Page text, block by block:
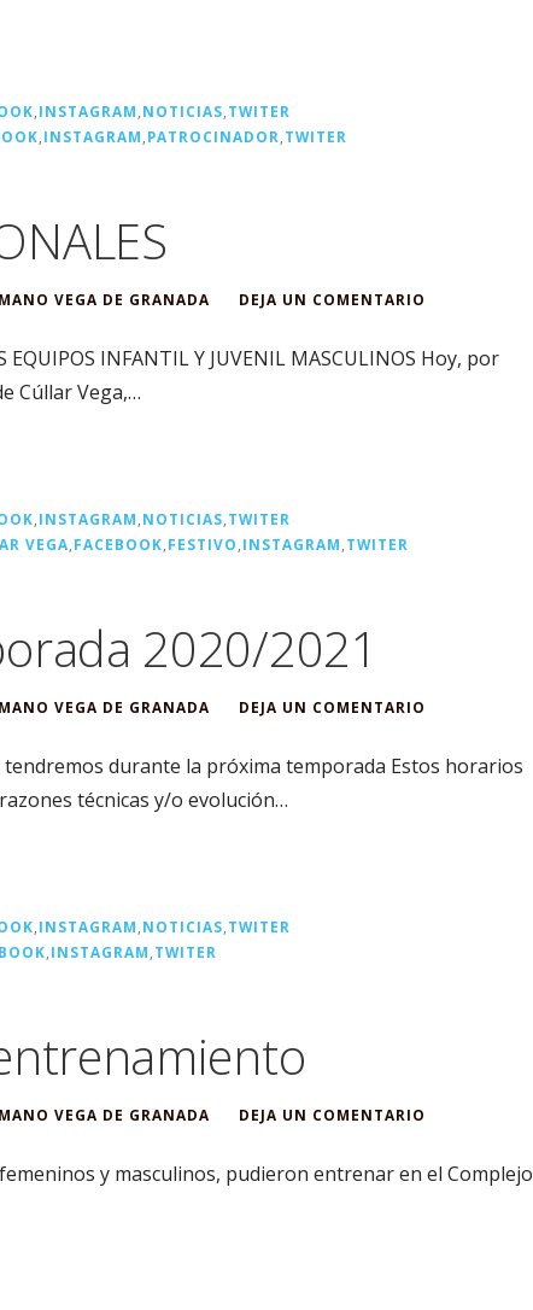
,INSTAGRAM,NOTICIAS,TWITER
,INSTAGRAM,PATROCINADOR,TWITER
VEGA DE GRANADA DEJA UN COMENTARIO
EQUIPOS INFANTIL Y JUVENIL MASCULINOS Hoy, por
Cúllar Vega,…
,INSTAGRAM,NOTICIAS,TWITER
VEGA,FACEBOOK,FESTIVO,INSTAGRAM,TWITER
2020/2021
VEGA DE GRANADA DEJA UN COMENTARIO
durante la próxima temporada Estos horarios
técnicas y/o evolución…
,INSTAGRAM,NOTICIAS,TWITER
,INSTAGRAM,TWITER
VEGA DE GRANADA DEJA UN COMENTARIO
y masculinos, pudieron entrenar en el Complejo